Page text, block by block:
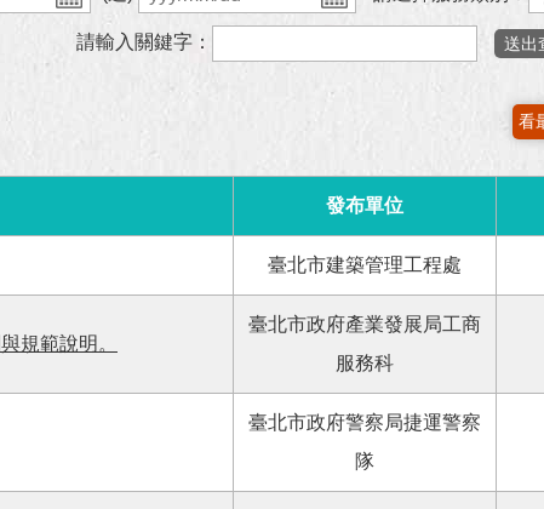
請輸入關鍵字：
看
發布單位
臺北市建築管理工程處
規範說明。
臺北市政府產業發展局工商
服務科
臺北市政府警察局捷運警察
隊